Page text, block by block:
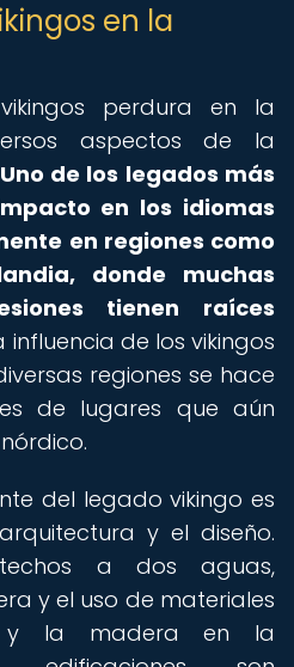
en la
perdura en la
aspectos de la
Uno de los legados más
en los idiomas
en regiones como
donde muchas
tienen raíces
influencia de los vikingos
regiones se hace
de lugares que aún
del legado vikingo es
y el diseño.
a dos aguas,
y el uso de materiales
y la madera en la